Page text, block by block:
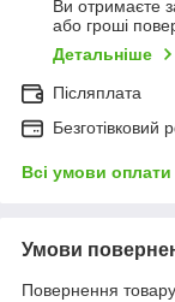
Ви отримаєте
або гроші
Детальніше
Післяплата
Безготівковий
Всі умови оплати
Умови
Повернення